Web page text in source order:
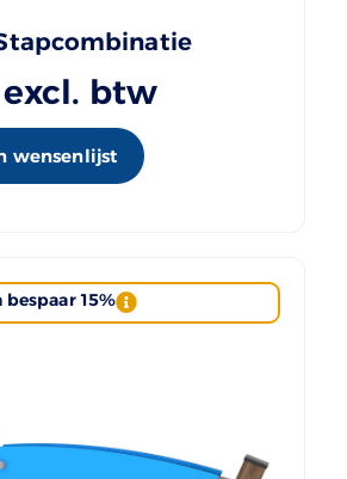
excl. btw
wensenlijst
bespaar 15%